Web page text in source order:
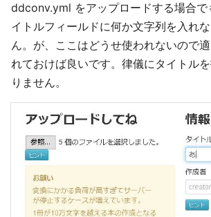
ddconv.yml をアップロードする場合で
イトルフィールドに何か文字列を入れ
ん。が、ここはどうせ使われないので
れておけば良いです。律儀にタイトル
りません。